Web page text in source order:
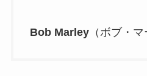
Bob Marley（ボブ・マ